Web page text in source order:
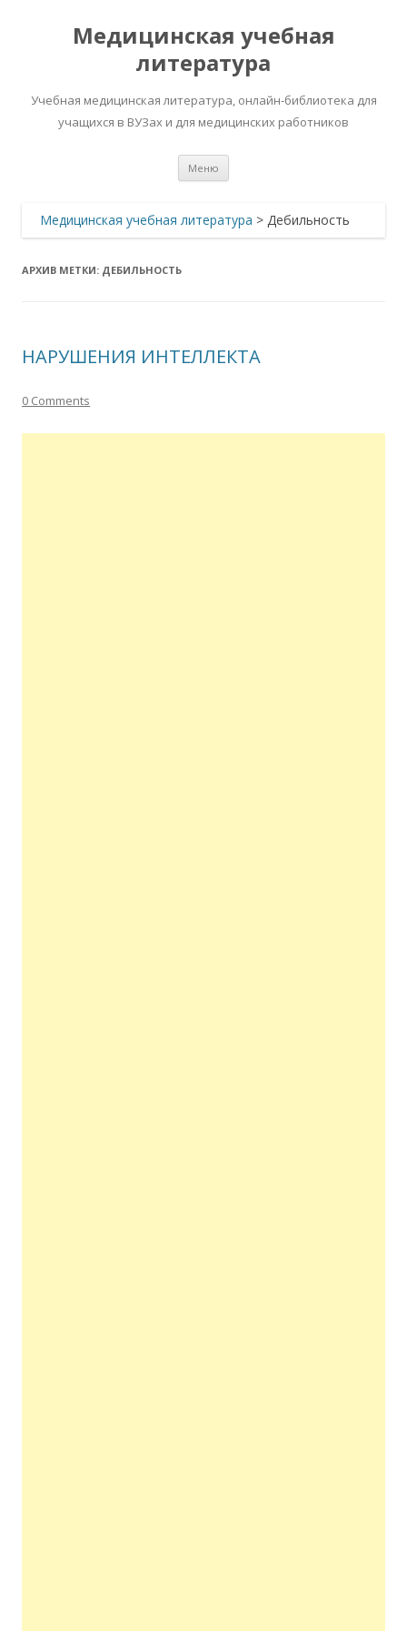
Медицинская учебная
литература
Учебная медицинская литература, онлайн-библиотека для
учащихся в ВУЗах и для медицинских работников
Меню
Медицинская учебная литература > Дебильность
АРХИВ МЕТКИ: ДЕБИЛЬНОСТЬ
НАРУШЕНИЯ ИНТЕЛЛЕКТА
0 Comments